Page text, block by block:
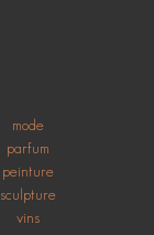
mode
parfum
peinture
sculpture
vins